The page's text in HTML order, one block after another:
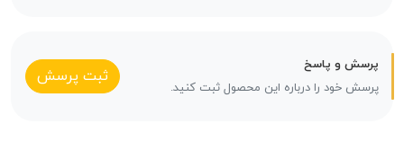
پرسش و پاسخ
پرسش خود را درباره این محصول ثبت کنید.
ثبت پرسش